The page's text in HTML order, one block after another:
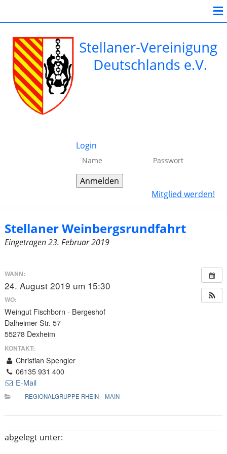
Login
Mitglied werden!
Stellaner Weinbergsrundfahrt
Eingetragen23. Februar 2019
WANN:
24. August 2019 um 15:30
WO:
Weingut Fischborn - Bergeshof
Dalheimer Str. 57
55278 Dexheim
KONTAKT:
Christian Spengler
06135 931 400
E-Mail
REGIONALGRUPPE RHEIN – MAIN
abgelegt unter: